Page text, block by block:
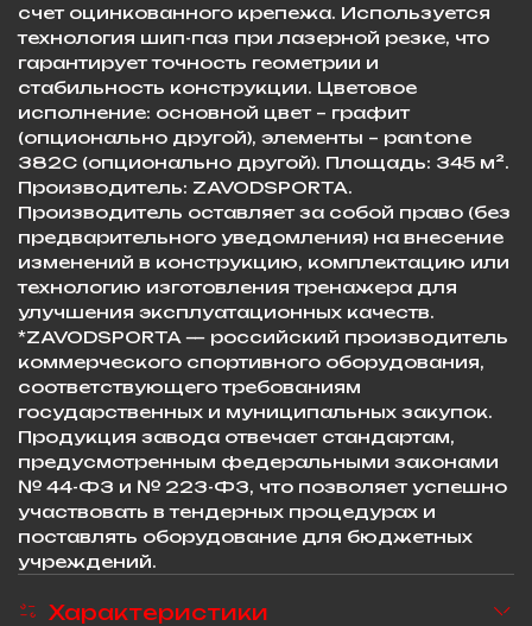
счет оцинкованного крепежа. Используется
технология шип-паз при лазерной резке, что
гарантирует точность геометрии и
стабильность конструкции. Цветовое
исполнение: основной цвет – графит
(опционально другой), элементы – pantone
382C (опционально другой). Площадь: 345 м².
Производитель: ZAVODSPORTA.
Производитель оставляет за собой право (без
предварительного уведомления) на внесение
изменений в конструкцию, комплектацию или
технологию изготовления тренажера для
улучшения эксплуатационных качеств. ​
*ZAVODSPORTA — российский производитель
коммерческого спортивного оборудования,
соответствующего требованиям
государственных и муниципальных закупок.
Продукция завода отвечает стандартам,
предусмотренным федеральными законами
№ 44-ФЗ и № 223-ФЗ, что позволяет успешно
участвовать в тендерных процедурах и
поставлять оборудование для бюджетных
учреждений.
Характеристики